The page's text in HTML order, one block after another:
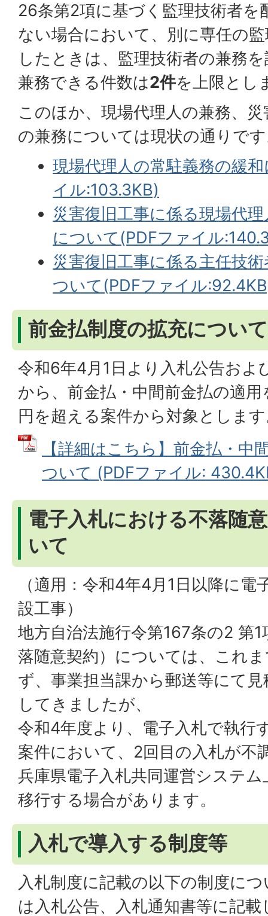
26条第2項に基づく監理技術者を
ない場合において、別に専任の
したときは、監理技術者の兼務
兼務できる件数は2件を上限とし
このほか、現場代理人の兼務、
の兼務については現状の通りで
現場代理人の常駐義務の緩
イル:103.3KB)
災害復旧工事に係る現場代
について(PDFファイル
災害復旧工事に係る主任技
ついて(PDFファイル
前金払制度の拡充について
令和6年4月1日より入札公告およ
から、前金払・中間前金払の適
円を超える案件から対象としま
【詳細はこちら】前金払・中
ついて (PDFファイル:
電子入札における不落随
いて
（適用：令和4年4月1日以降に電
設工事）
地方自治法施行令第167条の2 第
落随意契約）については、これ
ず、事業担当課から郵送等にて
してきましたが、
令和4年度より、電子入札で執行
案件において、2回目の入札が不
兵庫県電子入札共同運営システ
移行する場合があります。
入札で導入する制度等
入札制度に記載の以下の制度に
は入札公告、入札通知書等に記載